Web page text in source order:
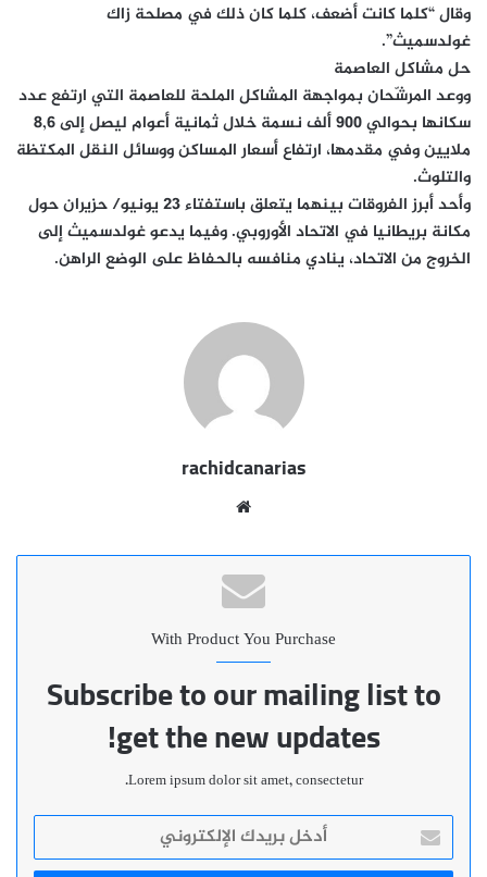
وقال “كلما كانت أضعف، كلما كان ذلك في مصلحة زاك
غولدسميث”.
حل مشاكل العاصمة
ووعد المرشّحان بمواجهة المشاكل الملحة للعاصمة التي ارتفع عدد
سكانها بحوالي 900 ألف نسمة خلال ثمانية أعوام ليصل إلى 8,6
ملايين وفي مقدمها، ارتفاع أسعار المساكن ووسائل النقل المكتظة
والتلوث.
وأحد أبرز الفروقات بينهما يتعلق باستفتاء 23 يونيو/ حزيران حول
مكانة بريطانيا في الاتحاد الأوروبي. وفيما يدعو غولدسميث إلى
الخروج من الاتحاد، ينادي منافسه بالحفاظ على الوضع الراهن.
rachidcanarias
With Product You Purchase
Subscribe to our mailing list to
get the new updates!
Lorem ipsum dolor sit amet, consectetur.
أدخل
بريدك
الإلكتروني